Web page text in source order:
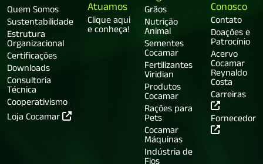
Quem Somos
Sustentabilidade
Estrutura
Organizacional
Certificações
Downloads
Consultoria
Técnica
Cooperativismo
Loja Cocamar
Atuamos
Clique aqui
e conheça!
Grãos
Nutrição
Animal
Sementes
Cocamar
Fertilizantes
Viridian
Produtos
Cocamar
Rações para
Pets
Cocamar
Máquinas
Indústria de
Conosco
Contato
Doações e
Patrocínio
Acervo
Cocamar
Reynaldo
Costa
Carreiras
Fornecedor